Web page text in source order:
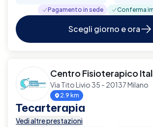
Pagamento in sede Conferma
Scegli giorno e ora
Centro Fisioterapico
Via Tito Livio 35 - 20137 Milano
2.9 km
Tecarterapia
Vedi altre prestazioni